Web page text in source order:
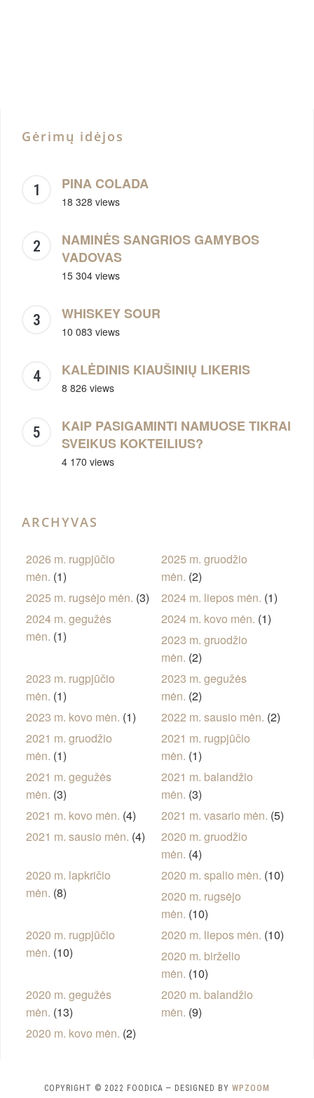
Gėrimų idėjos
PINA COLADA
18 328 views
NAMINĖS SANGRIOS GAMYBOS
VADOVAS
15 304 views
WHISKEY SOUR
10 083 views
KALĖDINIS KIAUŠINIŲ LIKERIS
8 826 views
KAIP PASIGAMINTI NAMUOSE TIKRAI
SVEIKUS KOKTEILIUS?
4 170 views
ARCHYVAS
2026 m. rugpjūčio
mėn. (1)
2025 m. gruodžio
mėn. (2)
2025 m. rugsėjo mėn. (3) 2024 m. liepos mėn. (1)
2024 m. gegužės
mėn. (1)
2024 m. kovo mėn. (1)
2023 m. gruodžio
mėn. (2)
2023 m. rugpjūčio
mėn. (1)
2023 m. gegužės
mėn. (2)
2023 m. kovo mėn. (1) 2022 m. sausio mėn. (2)
2021 m. gruodžio
mėn. (1)
2021 m. rugpjūčio
mėn. (1)
2021 m. gegužės
mėn. (3)
2021 m. balandžio
mėn. (3)
2021 m. kovo mėn. (4) 2021 m. vasario mėn. (5)
2021 m. sausio mėn. (4)
2020 m. gruodžio
mėn. (4)
2020 m. lapkričio
mėn. (8)
2020 m. spalio mėn. (10)
2020 m. rugsėjo
mėn. (10)
2020 m. rugpjūčio
mėn. (10)
2020 m. liepos mėn. (10)
2020 m. birželio
mėn. (10)
2020 m. gegužės
mėn. (13)
2020 m. balandžio
mėn. (9)
2020 m. kovo mėn. (2)
COPYRIGHT © 2022 FOODICA — DESIGNED BY WPZOOM